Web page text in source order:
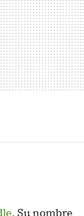
. Su nombre